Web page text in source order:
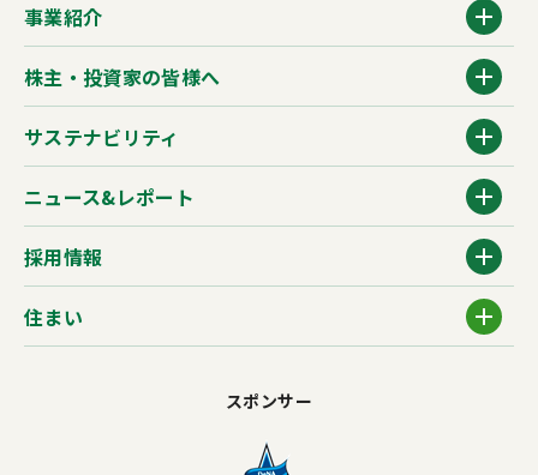
スポンサー
事業紹介
株主・投資家の皆様へ
サステナビリティ
ニュース&レポート
採用情報
住まい